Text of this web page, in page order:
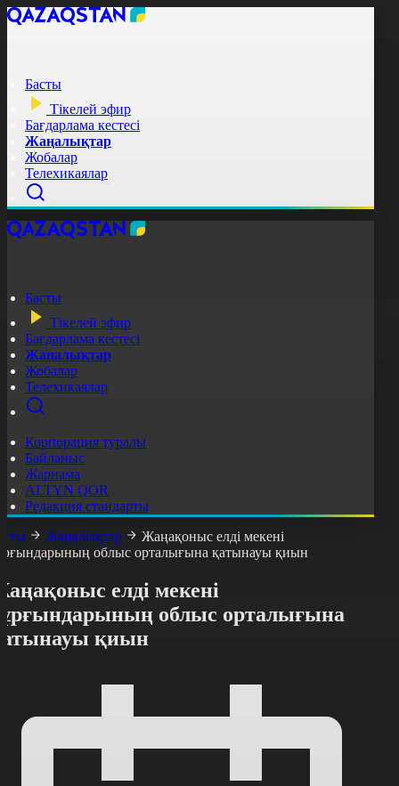
Басты
Тікелей эфир
Бағдарлама кестесі
Жаңалықтар
Жобалар
Телехикаялар
Басты
Тікелей эфир
Бағдарлама кестесі
Жаңалықтар
Жобалар
Телехикаялар
Корпорация туралы
Байланыс
Жарнама
ALTYN QOR
Редакция стандарты
Жаңалықтар
Жаңақоныс елді мекені
облыс орталығына қатынауы қиын
елді мекені
облыс орталығына
қиын